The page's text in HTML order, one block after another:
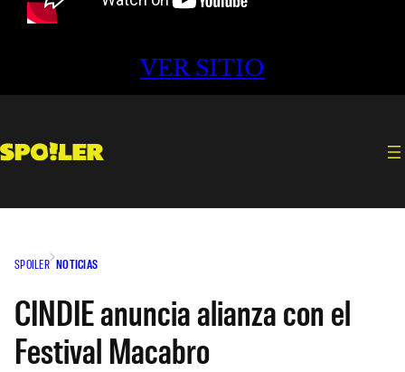
VER SITIO
SPOILER NOTICIAS
CINDIE anuncia alianza con el
Festival Macabro